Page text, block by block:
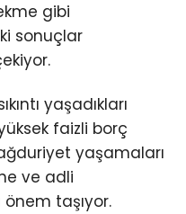
gibi
sonuçlar
yaşadıkları
faizli borç
yaşamaları
ve adli
taşıyor.